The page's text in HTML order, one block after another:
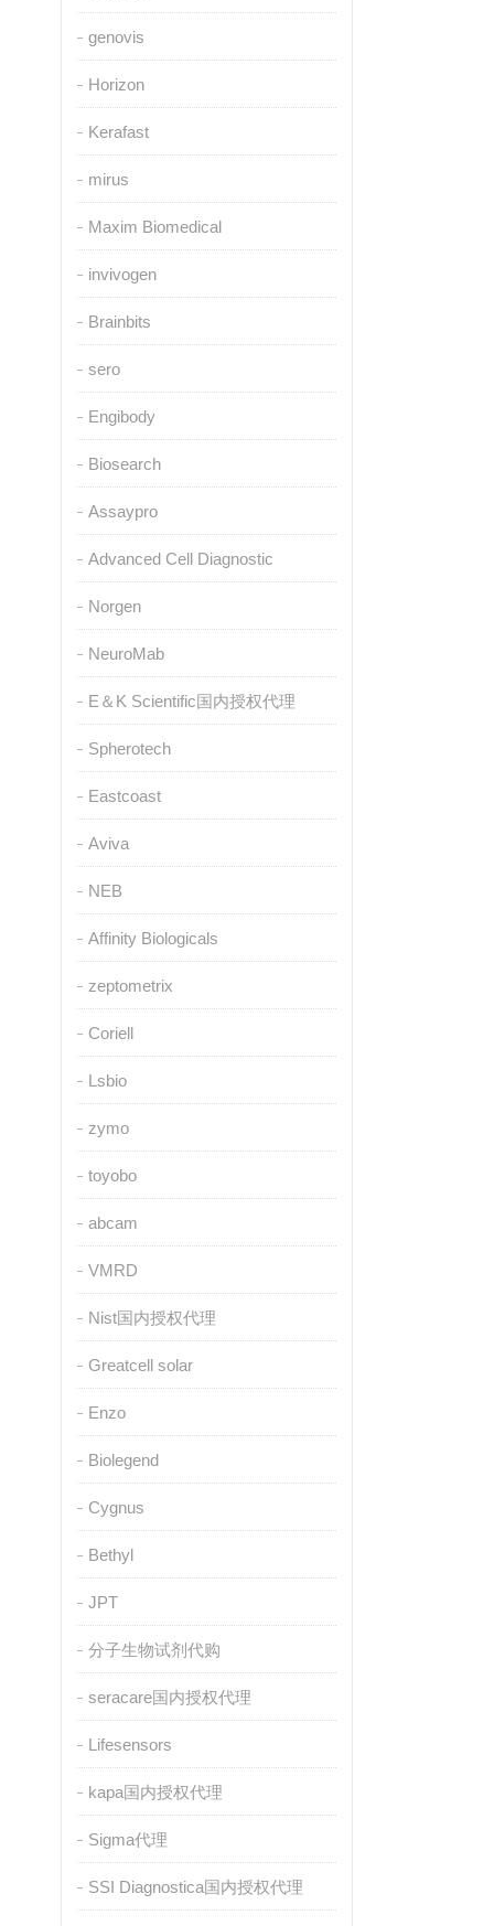
genovis
Horizon
Kerafast
mirus
Maxim Biomedical
invivogen
Brainbits
sero
Engibody
Biosearch
Assaypro
Advanced Cell Diagnostic
Norgen
NeuroMab
E＆K Scientific国内授权代理
Spherotech
Eastcoast
Aviva
NEB
Affinity Biologicals
zeptometrix
Coriell
Lsbio
zymo
toyobo
abcam
VMRD
Nist国内授权代理
Greatcell solar
Enzo
Biolegend
Cygnus
Bethyl
JPT
分子生物试剂代购
seracare国内授权代理
Lifesensors
kapa国内授权代理
Sigma代理
SSI Diagnostica国内授权代理